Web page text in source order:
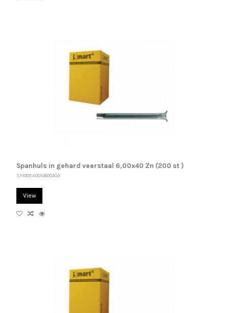
Spanhuls in gehard veerstaal 6,00x40 Zn (200 st )
SM00EA0010600403
View